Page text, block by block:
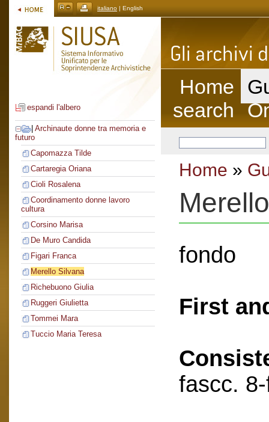
italiano | English
espandi l'albero
Archinaute donne tra memoria e
futuro
Capomazza Tilde
Cartaregia Oriana
Cioli Rosalena
Coordinamento donne lavoro
cultura
Corsino Marisa
De Muro Candida
Figari Franca
Merello Silvana
Richebuono Giulia
Ruggeri Giulietta
Tommei Mara
Tuccio Maria Teresa
Home
search
Home »
fondo
First
fascc.